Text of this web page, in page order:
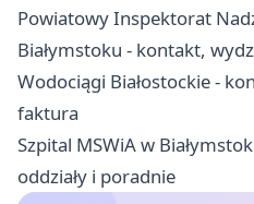
Powiatowy Inspektorat
Białymstoku - kontakt,
Wodociągi Białostockie -
faktura
Szpital MSWiA w
oddziały i poradnie